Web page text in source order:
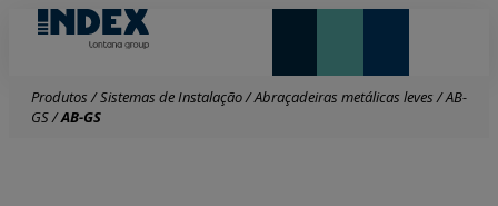
Produtos/Sistemas de Instalação/Abraçadeiras metálicas leves/AB-
GS/AB-GS